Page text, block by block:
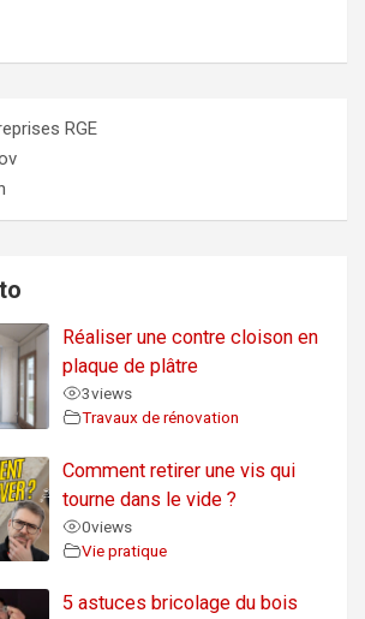
RGE
Réaliser une contre cloison en
plaque de plâtre
3views
Travaux de rénovation
Comment retirer une vis qui
tourne dans le vide ?
0views
Vie pratique
5 astuces bricolage du bois